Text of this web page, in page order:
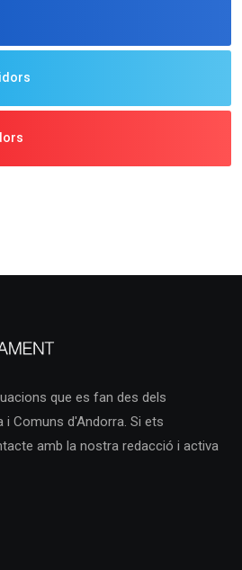
que es fan des dels
i Comuns d'Andorra. Si ets
amb la nostra redacció i activa